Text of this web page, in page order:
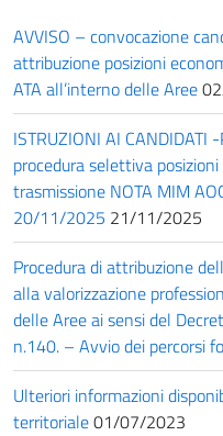
AVVISO – convocazione
attribuzione posizioni
ATA all’interno delle Aree
ISTRUZIONI AI
procedura selettiva
trasmissione NOTA MIM
20/11/2025 21/11/2025
Procedura di attribuzione
alla valorizzazione
delle Aree ai sensi del
n.140. – Avvio dei percorsi
Ulteriori informazioni
territoriale01/07/2023